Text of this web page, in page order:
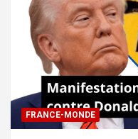
FRANCE-MONDE